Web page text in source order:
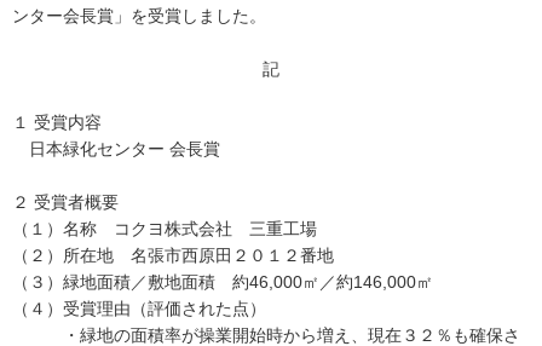
ンター会長賞」を受賞しました。
記
１ 受賞内容
日本緑化センター 会長賞
２ 受賞者概要
（１）名称 コクヨ株式会社 三重工場
（２）所在地 名張市西原田２０１２番地
（３）緑地面積／敷地面積 約46,000㎡／約146,000㎡
（４）受賞理由（評価された点）
・緑地の面積率が操業開始時から増え、現在３２％も確保さ